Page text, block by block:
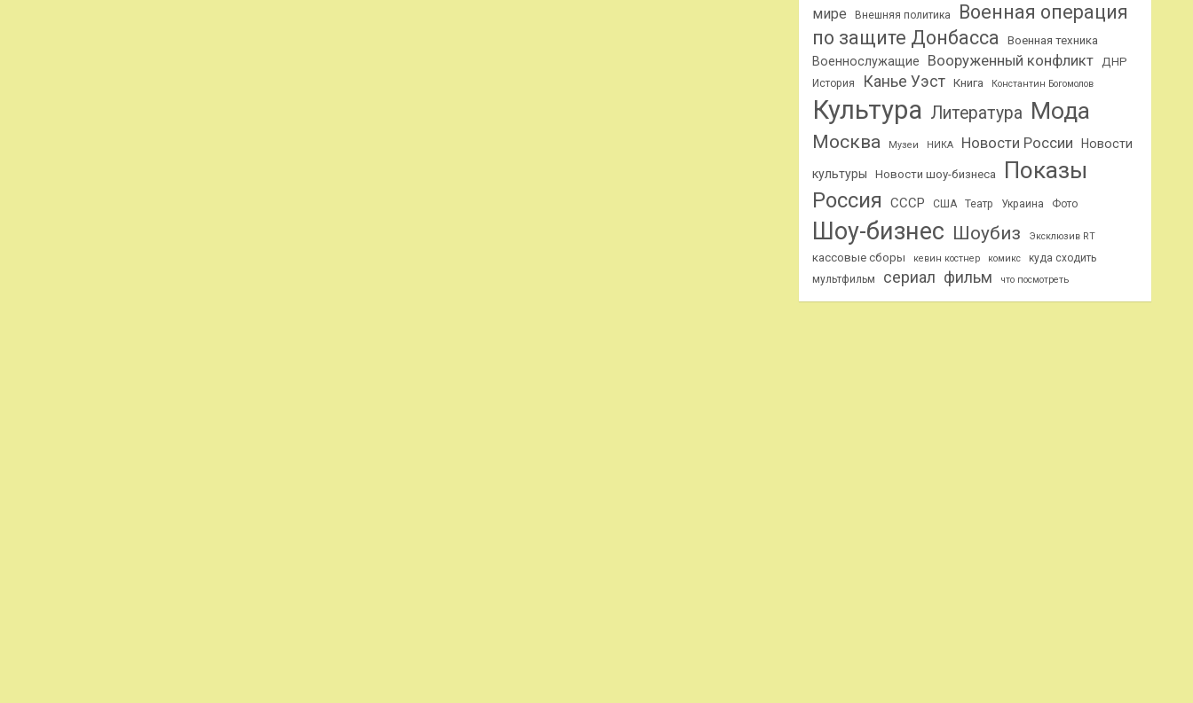
мире
Внешняя политика
Военная операция
по защите Донбасса
Военная техника
Военнослужащие Вооруженный конфликт ДНР
История Канье Уэст Книга Константин Богомолов
Культура Литература Мода
Москва Музеи НИКА Новости России Новости
культуры Новости шоу-бизнеса Показы
Россия СССР США Театр Украина Фото
Шоу-бизнес Шоубиз Эксклюзив RT
кассовые сборы кевин костнер комикс
куда сходить
мультфильм
сериал фильм что посмотреть